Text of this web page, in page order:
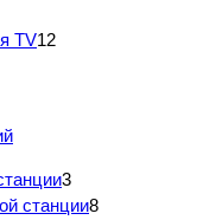
TV12
3
станции8